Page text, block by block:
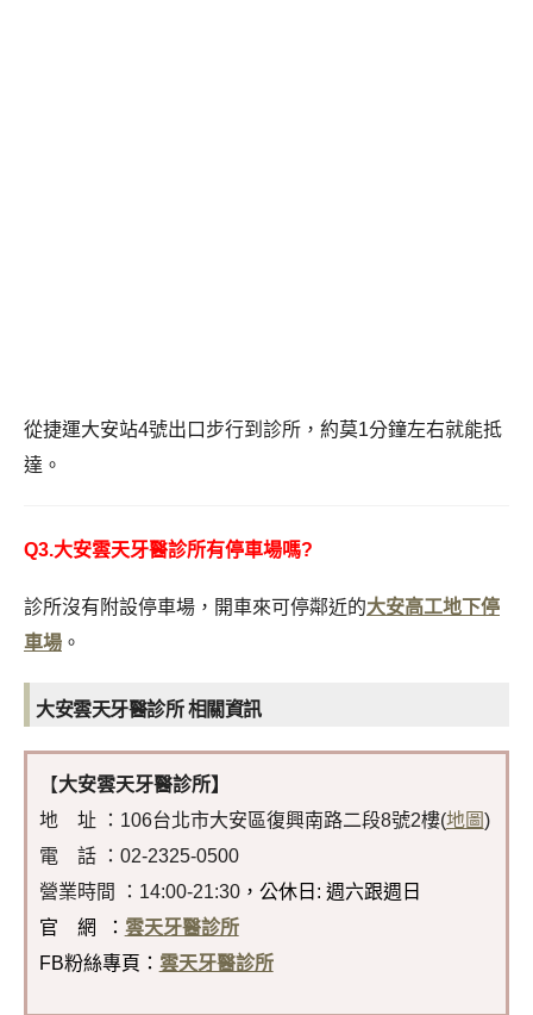
從捷運大安站4號出口步行到診所，約莫1分鐘左右就能抵
達。
Q3.大安雲天牙醫診所有停車場嗎?
診所沒有附設停車場，開車來可停鄰近的大安高工地下停
車場 。
大安雲天牙醫診所 相關資訊
【大安雲天牙醫診所】
地 址 ：106台北市大安區復興南路二段8號2樓(地圖)
電 話 ：02-2325-0500
營業時間 ：14:00-21:30，公休日: 週六跟週日
官 網 ： 雲天牙醫診所
FB粉絲專頁： 雲天牙醫診所